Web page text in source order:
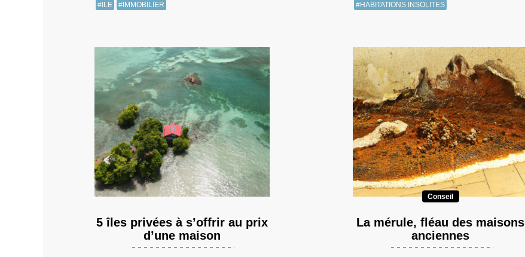
#ILE #IMMOBILIER
#HABITATIONS INSOLITES
5 îles privées à s’offrir au prix
d’une maison
Conseil
La mérule, fléau des maisons
anciennes